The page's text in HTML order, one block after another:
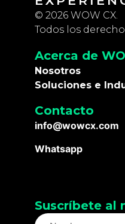
© 2026 WOW CX.
Todos los
Acerca de
Nosotros
Soluciones e
Contacto
info@wowcx.com
Whatsapp
Suscríbete al